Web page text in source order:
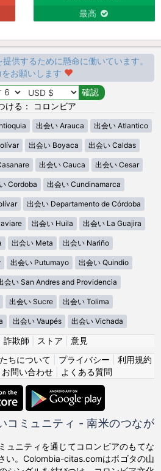
最高
供するために懸命に働いています。
をお願いします
ける： コロンビア
出会い Arauca 出会い Atlantico
出会い Boyaca 出会い Caldas
出会い Cauca 出会い Cesar
Cordoba 出会い Cundinamarca
出会い Departamento de Córdoba
出会い Huila 出会い La Guajira
出会い Meta 出会い Nariño
出会い Putumayo 出会い Quindio
会い San Andres and Providencia
出会い Sucre 出会い Tolima
出会い Vaupés 出会い Vichada
詐欺師 ストア
意見
ちについて プライバシー
利用規約
お問い合わせ| よくある質問
コミュニティ - 南米のつなが
ュニティを通じてコロンビアのもてな
い。Colombia-citas.comはボゴタの山